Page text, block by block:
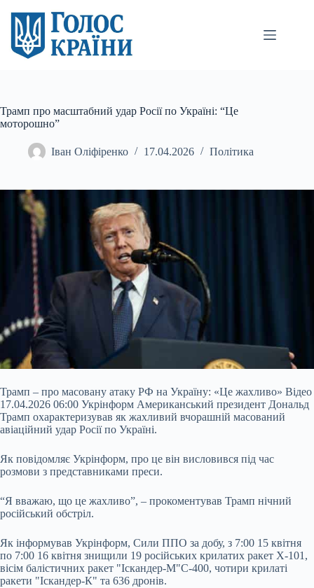
вмісту
Трамп про масштабний удар Росії по Україні: “Це
моторошно”
Іван Оліфіренко 17.04.2026 Політика
Трамп – про масовану атаку РФ на Україну: «Це жахливо» Відео
17.04.2026 06:00 Укрінформ Американський президент Дональд
Трамп охарактеризував як жахливий вчорашній масований
авіаційний удар Росії по Україні.
Як повідомляє Укрінформ, про це він висловився під час
розмови з представниками преси.
“Я вважаю, що це жахливо”, – прокоментував Трамп нічний
російський обстріл.
Як інформував Укрінформ, Сили ППО за добу, з 7:00 15 квітня
по 7:00 16 квітня знищили 19 російських крилатих ракет Х-101,
вісім балістичних ракет "Іскандер-М"С-400, чотири крилаті
ракети "Іскандер-К" та 636 дронів.